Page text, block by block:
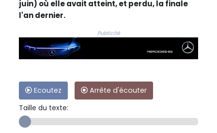
juin) où elle avait atteint, et perdu, la finale
l'an dernier.
Publicité
Ecoutez
Arrête d'écouter
Taille du texte: